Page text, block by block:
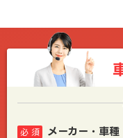
メーカー・車種
必 須